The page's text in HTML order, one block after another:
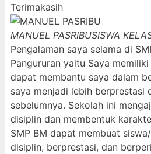
Terimakasih
MANUEL PASRIBUSISWA
Pengalaman saya selama di
Pangururan yaitu Saya
dapat membantu saya dalam
saya menjadi lebih berprestasi
sebelumnya. Sekolah ini
disiplin dan membentuk
SMP BM dapat membuat
disiplin, berprestasi, dan